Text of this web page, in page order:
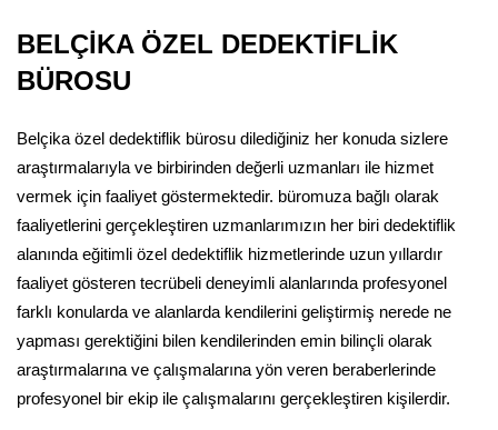
BELÇİKA ÖZEL DEDEKTİFLİK
BÜROSU
Belçika özel dedektiflik bürosu dilediğiniz her konuda sizlere
araştırmalarıyla ve birbirinden değerli uzmanları ile hizmet
vermek için faaliyet göstermektedir. büromuza bağlı olarak
faaliyetlerini gerçekleştiren uzmanlarımızın her biri dedektiflik
alanında eğitimli özel dedektiflik hizmetlerinde uzun yıllardır
faaliyet gösteren tecrübeli deneyimli alanlarında profesyonel
farklı konularda ve alanlarda kendilerini geliştirmiş nerede ne
yapması gerektiğini bilen kendilerinden emin bilinçli olarak
araştırmalarına ve çalışmalarına yön veren beraberlerinde
profesyonel bir ekip ile çalışmalarını gerçekleştiren kişilerdir.